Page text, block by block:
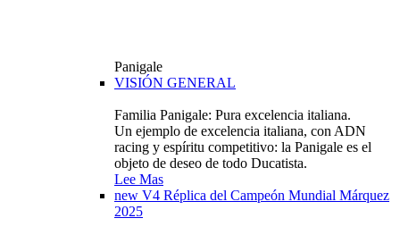
Panigale
VISIÓN GENERAL
Familia Panigale: Pura excelencia italiana.
Un ejemplo de excelencia italiana, con ADN
racing y espíritu competitivo: la Panigale es el
objeto de deseo de todo Ducatista.
Lee Mas
new V4 Réplica del Campeón Mundial Márquez
2025